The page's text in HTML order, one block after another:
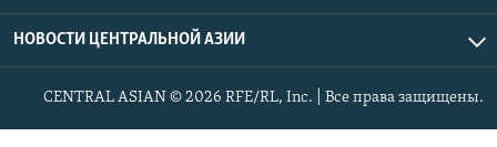
НОВОСТИ ЦЕНТРАЛЬНОЙ АЗИИ
CENTRAL ASIAN © 2026 RFE/RL, Inc. | Все права защищены.